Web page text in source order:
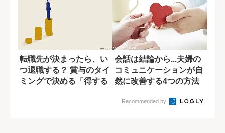
転職先が決まったら、い
つ退職する？ 賞与のタイ
ミングで決める「得する
会話は結論から...夫婦の
コミュニケーションが自
然に改善する4つの方法
Recommended by